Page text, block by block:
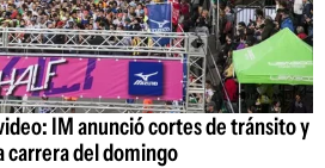
IM anunció cortes de tránsito y
carrera del domingo